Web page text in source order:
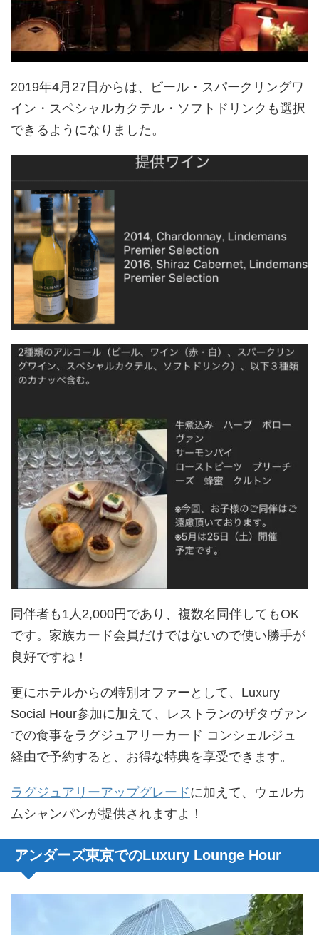
2019年4月27日からは、ビール・スパークリングワ
イン・スペシャルカクテル・ソフトドリンクも選択
できるようになりました。
同伴者も1人2,000円であり、複数名同伴してもOK
です。家族カード会員だけではないので使い勝手が
良好ですね！
更にホテルからの特別オファーとして、Luxury
Social Hour参加に加えて、レストランのザタヴァン
での食事をラグジュアリーカード コンシェルジュ
経由で予約すると、お得な特典を享受できます。
ラグジュアリーアップグレードに加えて、ウェルカ
ムシャンパンが提供されますよ！
アンダーズ東京でのLuxury Lounge Hour